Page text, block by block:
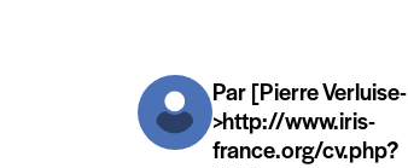
Par [Pierre Verluise-
>http://www.iris-
france.org/cv.php?